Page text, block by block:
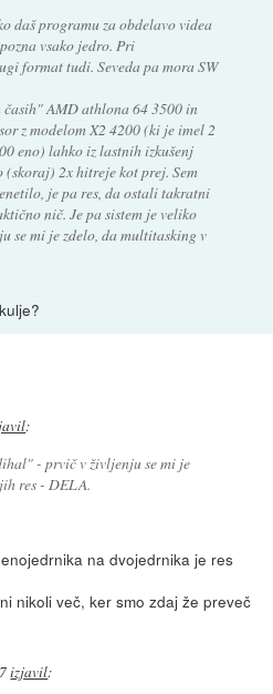
daš programu za obdelavo videa
vsako jedro. Pri
format tudi. Seveda pa mora SW
AMD athlona 64 3500 in
z modelom X2 4200 (ki je imel 2
eno) lahko iz lastnih izkušenj
2x hitreje kot prej. Sem
je pa res, da ostali takratni
nič. Je pa sistem je veliko
mi je zdelo, da multitasking v
:
- prvič v življenju se mi je
res - DELA.
na dvojedrnika je res
nikoli več, ker smo zdaj že preveč
izjavil: